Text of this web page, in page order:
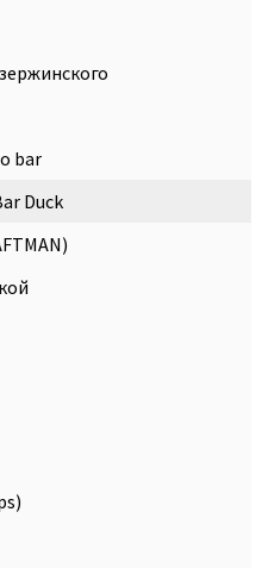
bar
Duck